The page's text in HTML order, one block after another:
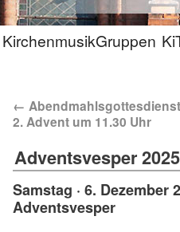
KirchenmusikGruppen
←
2. Advent um 11.30 Uhr
Adventsvesper
Samstag · 6. Dezember
Adventsvesper